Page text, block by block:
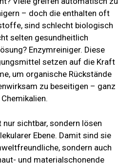
– doch die enthalten oft
sind schlecht biologisch
selten gesundheitlich
Enzymreiniger. Diese
setzen auf die Kraft
um organische Rückstände
zu beseitigen – ganz
nur sichtbar, sondern lösen
Ebene. Damit sind sie
sondern auch
und materialschonende